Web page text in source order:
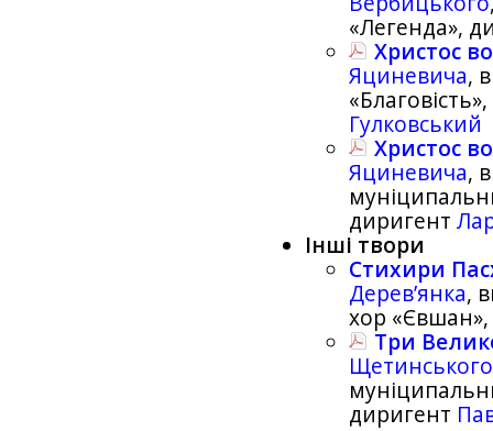
«Легенда»,
Христос
Яциневича,
Гулковський
Христос
Яциневича,
диригент
Інші твори
Стихири
Дерев’янка,
хор
Три
Щетинського
диригент